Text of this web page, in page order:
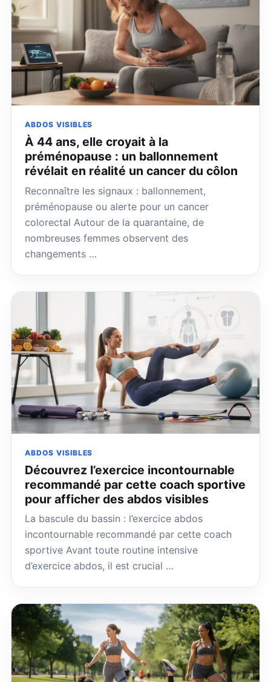
ABDOS VISIBLES
À 44 ans, elle croyait à la
préménopause : un ballonnement
révélait en réalité un cancer du côlon
Reconnaître les signaux : ballonnement,
préménopause ou alerte pour un cancer
colorectal Autour de la quarantaine, de
nombreuses femmes observent des
changements …
ABDOS VISIBLES
Découvrez l’exercice incontournable
recommandé par cette coach sportive
pour afficher des abdos visibles
La bascule du bassin : l’exercice abdos
incontournable recommandé par cette coach
sportive Avant toute routine intensive
d’exercice abdos, il est crucial …